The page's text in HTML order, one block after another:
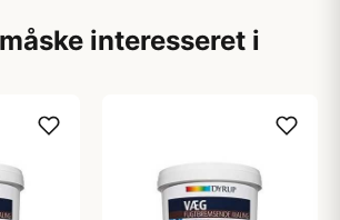
interesseret i